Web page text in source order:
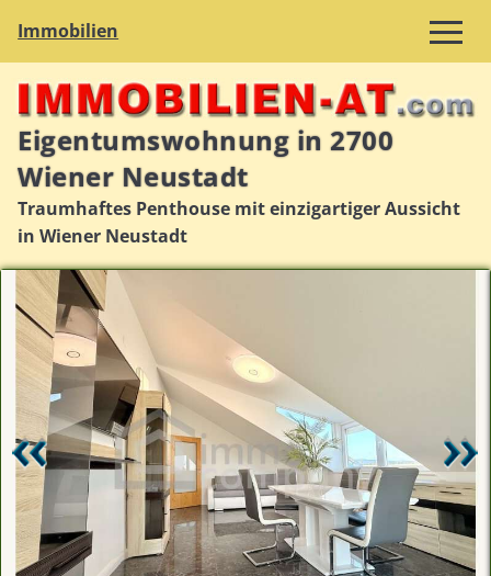
Immobilien
Eigentumswohnung in 2700
Wiener Neustadt
Traumhaftes Penthouse mit einzigartiger Aussicht
in Wiener Neustadt